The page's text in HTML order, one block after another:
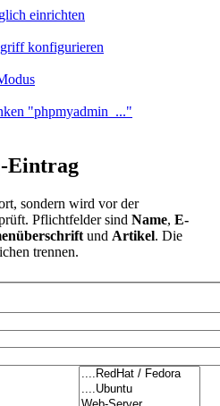
einrichten
konfigurieren
"phpmyadmin_..."
Eintrag
sondern wird vor der
Pflichtfelder sind Name, E-
und Artikel. Die
trennen.